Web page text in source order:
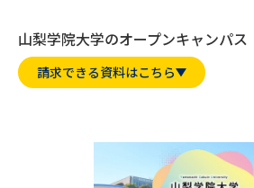
専門学校の資料請求
大学入学共通テスト「受験上の
高等
山梨学院大学のオープンキャンパス
請求できる資料はこちら